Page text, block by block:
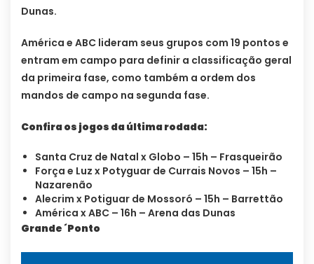
Dunas.
América e ABC lideram seus grupos com 19 pontos e
entram em campo para definir a classificação geral
da primeira fase, como também a ordem dos
mandos de campo na segunda fase.
Confira os jogos da última rodada:
Santa Cruz de Natal x Globo – 15h – Frasqueirão
Força e Luz x Potyguar de Currais Novos – 15h –
Nazarenão
Alecrim x Potiguar de Mossoró – 15h – Barrettão
América x ABC – 16h – Arena das Dunas
Grande ´Ponto